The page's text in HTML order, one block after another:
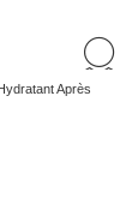
Après